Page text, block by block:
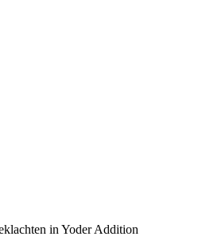
in Yoder Addition